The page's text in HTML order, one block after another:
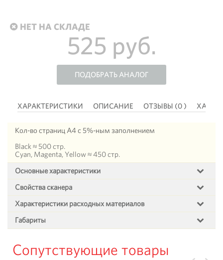
НЕТ НА СКЛАДЕ
525 руб.
ПОДОБРАТЬ АНАЛОГ
ХАРАКТЕРИСТИКИ ОПИСАНИЕ ОТЗЫВЫ (0 )
Кол-во страниц А4 с 5%-ным заполнением
Black ≈ 500 стр.
Cyan, Magenta, Yellow ≈ 450 стр.
Основные характеристики
Свойства сканера
Характеристики расходных материалов
Габариты
Сопутствующие товары